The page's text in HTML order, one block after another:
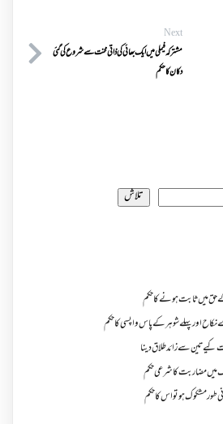
Next
مشترکہ فیملی میں ایک بھائی کی ذاتی محنت سے شروع کی گئی
دکان کا حکم
تلاش
میں ثابت ہونے کا حکم
اور پہلے شوہر کے پاس واپسی کا حکم
تین سے زائد طلاق دینا
میں مضاربت کا شرعی حکم
طور مشکوک ہو تو اس کا حکم